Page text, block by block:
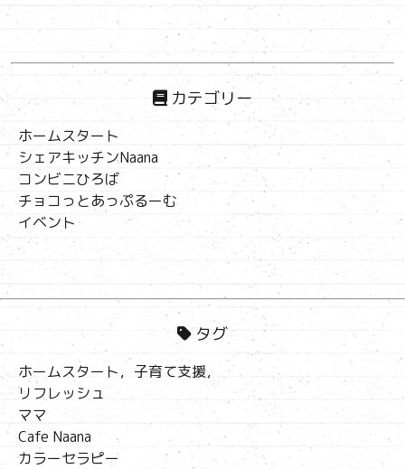
カテゴリー
ホームスタート
シェアキッチンNaana
コンビニひろば
チョコっとあっぷるーむ
イベント
タグ
ホームスタート，子育て支援，
リフレッシュ
ママ
Cafe Naana
カラーセラピー